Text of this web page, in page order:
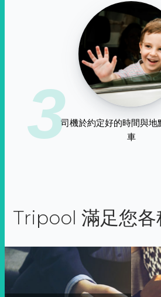
3司機於約定好的時間與地
車
Tripool 滿足您各